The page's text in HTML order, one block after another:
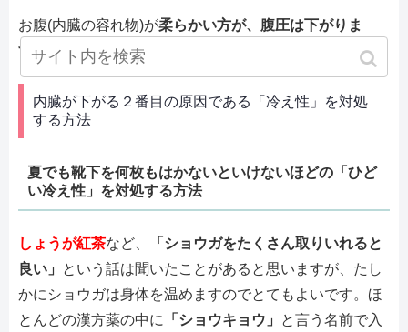
お腹(内臓の容れ物)が柔らかい方が、腹圧は下がりま
す。
内臓が下がる２番目の原因である「冷え性」を対処
する方法
夏でも靴下を何枚もはかないといけないほどの「ひど
い冷え性」を対処する方法
しょうが紅茶など、
「ショウガをたくさん取りいれると
良い」
という話は聞いたことがあると思いますが、たし
かにショウガは身体を温めますのでとてもよいです。ほ
とんどの漢方薬の中に
「ショウキョウ」
と言う名前で入